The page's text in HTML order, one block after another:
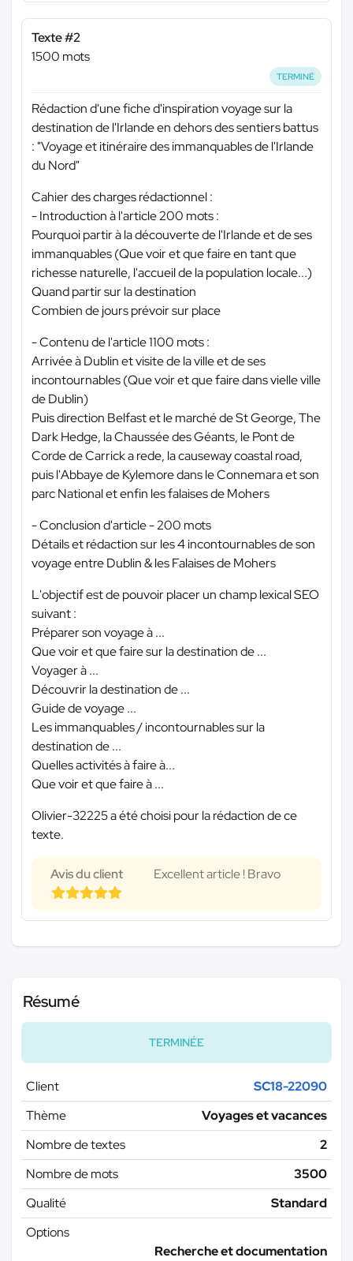
Texte #2
1500 mots
TERMINÉ
Rédaction d'une fiche d'inspiration voyage sur la
destination de l'Irlande en dehors des sentiers battus
: "Voyage et itinéraire des immanquables de l'Irlande
du Nord"
Cahier des charges rédactionnel :
- Introduction à l'article 200 mots :
Pourquoi partir à la découverte de l'Irlande et de ses
immanquables (Que voir et que faire en tant que
richesse naturelle, l'accueil de la population locale...)
Quand partir sur la destination
Combien de jours prévoir sur place
- Contenu de l'article 1100 mots :
Arrivée à Dublin et visite de la ville et de ses
incontournables (Que voir et que faire dans vielle ville
de Dublin)
Puis direction Belfast et le marché de St George, The
Dark Hedge, la Chaussée des Géants, le Pont de
Corde de Carrick a rede, la causeway coastal road,
puis l'Abbaye de Kylemore dans le Connemara et son
parc National et enfin les falaises de Mohers
- Conclusion d'article - 200 mots
Détails et rédaction sur les 4 incontournables de son
voyage entre Dublin & les Falaises de Mohers
L'objectif est de pouvoir placer un champ lexical SEO
suivant :
Préparer son voyage à ...
Que voir et que faire sur la destination de ...
Voyager à ...
Découvrir la destination de ...
Guide de voyage ...
Les immanquables / incontournables sur la
destination de ...
Quelles activités à faire à...
Que voir et que faire à ...
Olivier-32225 a été choisi pour la rédaction de ce
texte.
Avis du client Excellent article ! Bravo
Résumé
TERMINÉE
Client
SC18-22090
Thème
Voyages et vacances
Nombre de textes
2
Nombre de mots
3500
Qualité
Standard
Options
Recherche et documentation